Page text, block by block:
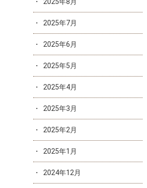
2025年7月
2025年6月
2025年5月
2025年4月
2025年3月
2025年2月
2025年1月
2024年12月